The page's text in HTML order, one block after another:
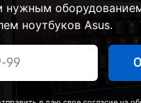
нужным
ноутбуков Asus.